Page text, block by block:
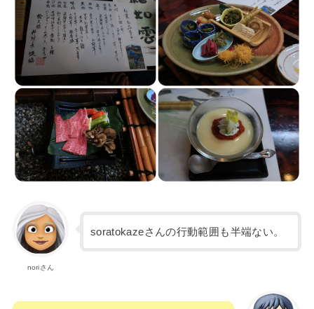
noriさん
soratokazeさんの行動範囲も半端ない。